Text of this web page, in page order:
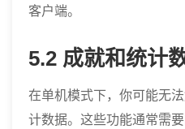
客户端。
5.2 成就和统计
在单机模式下，你可能无
计数据。这些功能通常需